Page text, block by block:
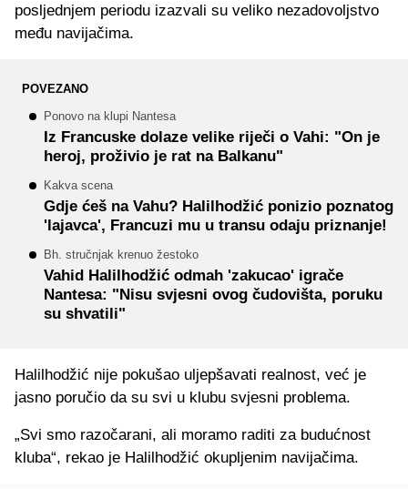
posljednjem periodu izazvali su veliko nezadovoljstvo
među navijačima.
POVEZANO
Ponovo na klupi Nantesa
Iz Francuske dolaze velike riječi o Vahi: "On je
heroj, proživio je rat na Balkanu"
Kakva scena
Gdje ćeš na Vahu? Halilhodžić ponizio poznatog
'lajavca', Francuzi mu u transu odaju priznanje!
Bh. stručnjak krenuo žestoko
Vahid Halilhodžić odmah 'zakucao' igrače
Nantesa: "Nisu svjesni ovog čudovišta, poruku
su shvatili"
Halilhodžić nije pokušao uljepšavati realnost, već je
jasno poručio da su svi u klubu svjesni problema.
„Svi smo razočarani, ali moramo raditi za budućnost
kluba“, rekao je Halilhodžić okupljenim navijačima.